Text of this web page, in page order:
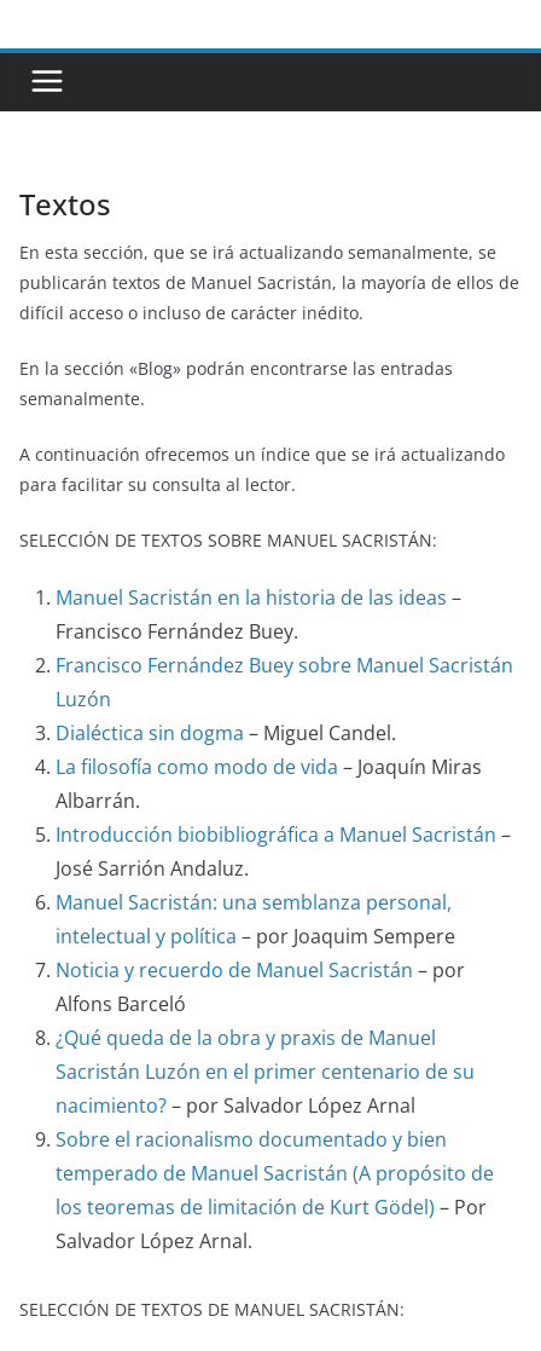
al
contenido
Textos
En esta sección, que se irá actualizando semanalmente, se
publicarán textos de Manuel Sacristán, la mayoría de ellos de
difícil acceso o incluso de carácter inédito.
En la sección «Blog» podrán encontrarse las entradas
semanalmente.
A continuación ofrecemos un índice que se irá actualizando
para facilitar su consulta al lector.
SELECCIÓN DE TEXTOS SOBRE MANUEL SACRISTÁN:
Manuel Sacristán en la historia de las ideas –
Francisco Fernández Buey.
Francisco Fernández Buey sobre Manuel Sacristán
Luzón
Dialéctica sin dogma – Miguel Candel.
La filosofía como modo de vida – Joaquín Miras
Albarrán.
Introducción biobibliográfica a Manuel Sacristán –
José Sarrión Andaluz.
Manuel Sacristán: una semblanza personal,
intelectual y política – por Joaquim Sempere
Noticia y recuerdo de Manuel Sacristán – por
Alfons Barceló
¿Qué queda de la obra y praxis de Manuel
Sacristán Luzón en el primer centenario de su
nacimiento?– por Salvador López Arnal
Sobre el racionalismo documentado y bien
temperado de Manuel Sacristán (A propósito de
los teoremas de limitación de Kurt Gödel) – Por
Salvador López Arnal.
SELECCIÓN DE TEXTOS DE MANUEL SACRISTÁN: